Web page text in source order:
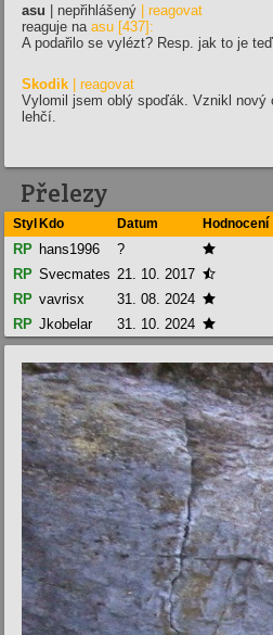
asu | nepřihlášený | reagovat
reaguje na asu [437]:
A podařilo se vylézt? Resp. jak to je
Skodik | reagovat
Vylomil jsem oblý spoďák. Vznikl nový
lehčí.
Přelezy
StylKdo Datum Hodnocení
RP hans1996 ? 
RP Svecmates 21. 10. 2017 
RP vavrisx 31. 08. 2024 
RP Jkobelar 31. 10. 2024 